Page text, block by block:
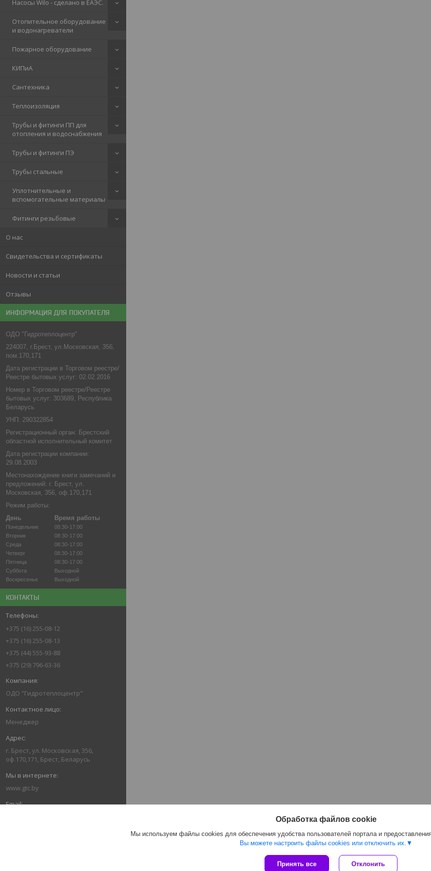
Насосы Wilo - сделано в ЕАЭС.
Отопительное оборудование
и водонагреватели
Пожарное оборудование
КИПиА
Сантехника
Теплоизоляция
Трубы и фитинги ПП для
отопления и водоснабжения
Трубы и фитинги ПЭ
Трубы стальные
Уплотнительные и
вспомогательные материалы
Фитинги резьбовые
О нас
Свидетельства и сертификаты
Новости и статьи
Отзывы
ИНФОРМАЦИЯ ДЛЯ ПОКУПАТЕЛЯ
ОДО "Гидротеплоцентр"
224007, г.Брест, ул.Московская, 356,
пом.170,171
Дата регистрации в Торговом реестре/
Реестре бытовых услуг: 02.02.2016
Номер в Торговом реестре/Реестре
бытовых услуг: 303689, Республика
Беларусь
УНП: 290322854
Регистрационный орган: Брестский
областной исполнительный комитет
Дата регистрации компании:
29.08.2003
Местонахождение книги замечаний и
предложений: г. Брест, ул.
Московская, 356, оф.170,171
Режим работы:
День
Время работы
Понедельник
08:30-17:00
Вторник
08:30-17:00
Среда
08:30-17:00
Четверг
08:30-17:00
Пятница
08:30-17:00
Суббота
Выходной
Воскресенье
Выходной
КОНТАКТЫ
+375 (16) 255-08-12
+375 (16) 255-08-13
+375 (44) 555-93-88
+375 (29) 796-63-36
ОДО "Гидротеплоцентр"
Менеджер
г. Брест, ул. Московская, 356,
оф.170,171, Брест, Беларусь
www.gtc.by
Сайт создан на платформе Deal.by
Обработка файлов cookie
Мы используем файлы cookies для обеспечения удобства пользователей портала и
Вы можете настроить файлы cookies или отключить их.
Принять все Отклонить